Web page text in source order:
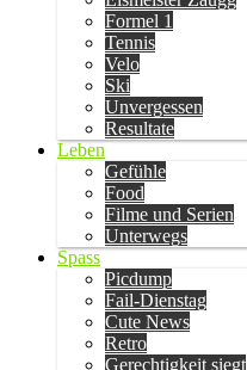
Formel 1
Tennis
Velo
Ski
Unvergessen
Resultate
Leben
Gefühle
Food
Filme und Serien
Unterwegs
Spass
Picdump
Fail-Dienstag
Cute News
Retro
Gerechtigkeit siegt